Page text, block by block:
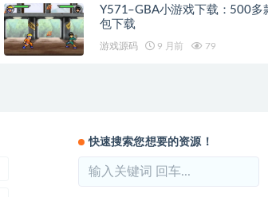
Y571–GBA小游戏下载：500多
包下载
游戏源码 9 月前 79
快速搜索您想要的资源！